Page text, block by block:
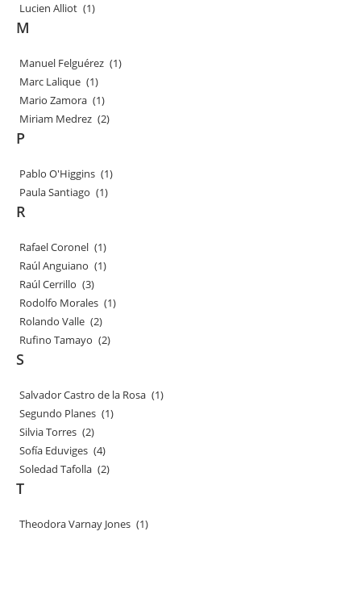
Lucien Alliot (1)
M
Manuel Felguérez (1)
Marc Lalique (1)
Mario Zamora (1)
Miriam Medrez (2)
P
Pablo O'Higgins (1)
Paula Santiago (1)
R
Rafael Coronel (1)
Raúl Anguiano (1)
Raúl Cerrillo (3)
Rodolfo Morales (1)
Rolando Valle (2)
Rufino Tamayo (2)
S
Salvador Castro de la Rosa (1)
Segundo Planes (1)
Silvia Torres (2)
Sofía Eduviges (4)
Soledad Tafolla (2)
T
Theodora Varnay Jones (1)